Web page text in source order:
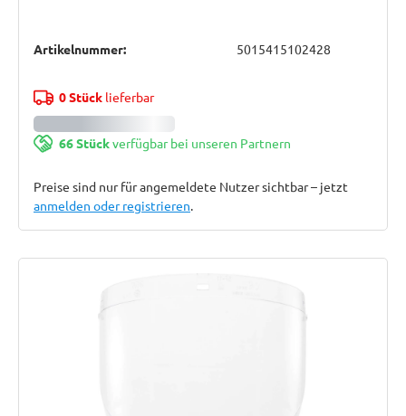
Artikelnummer: 5015415102428
0 Stücklieferbar
66 Stückverfügbar bei unseren Partnern
Preise sind nur für angemeldete Nutzer sichtbar – jetzt
anmelden oder registrieren.